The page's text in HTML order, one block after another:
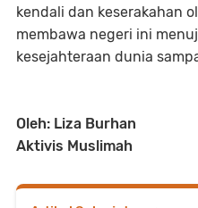
kendali dan keserakahan
membawa negeri ini
kesejahteraan dunia
Oleh: Liza Burhan
Aktivis Muslimah